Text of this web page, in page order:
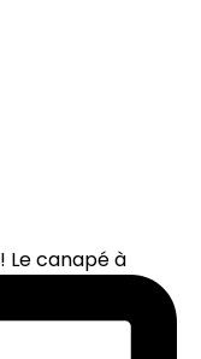
Le canapé à